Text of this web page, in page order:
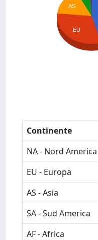
AS
EU
Continente
NA - Nord America
EU - Europa
AS - Asia
SA - Sud America
AF - Africa